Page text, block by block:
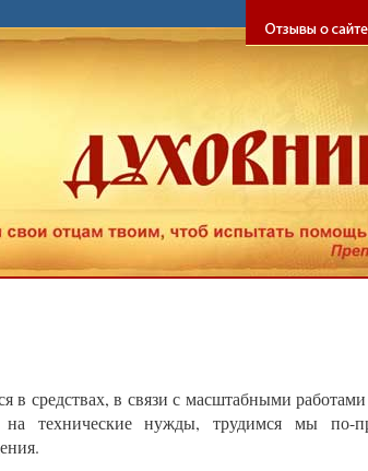
в средствах, в связи с масштабными
технические нужды, трудимся мы по-